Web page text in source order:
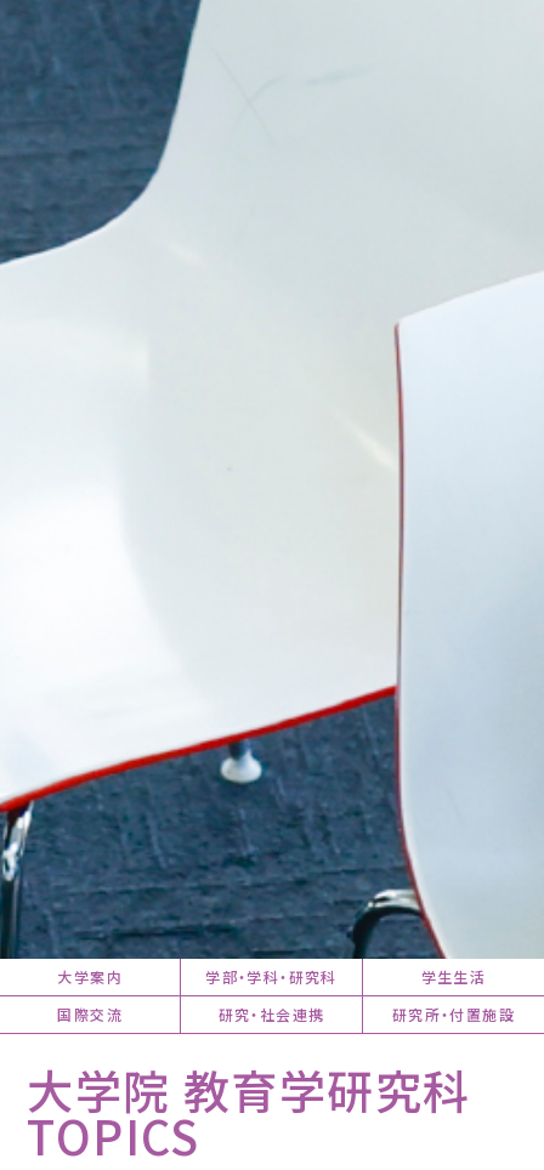
大学案内 学部・学科・研究科
学生生活
国際交流
研究・社会連携 研究所・付置施設
大学院 教育学研究科
TOPICS